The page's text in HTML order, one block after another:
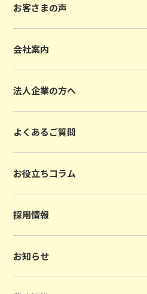
お客さまの声
会社案内
法人企業の方へ
よくあるご質問
お役立ちコラム
採用情報
お知らせ